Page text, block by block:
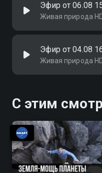
Эфир от 06.08
Живая природа
Эфир от 04.08
Живая природа
С этим